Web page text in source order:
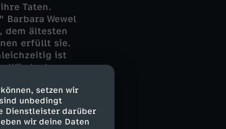
setzen wir
unbedingt
Dienstleister darüber
wir deine Daten
Taten.
Barbara Wewel
dem ältesten
erfüllt sie.
ist
Würde des